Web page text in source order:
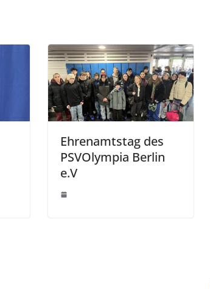
Ehrenamtstag des
PSVOlympia Berlin
e.V